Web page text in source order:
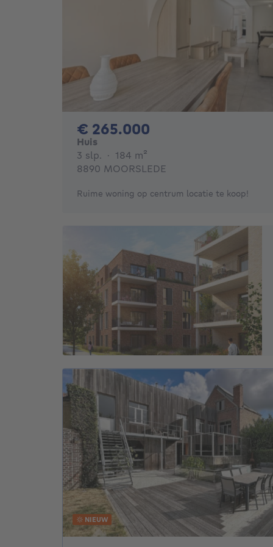
€ 265.000
Huis
3 slp. 3 slaapkamers
· 184 m²
8890 MOORSLEDE
Ruime woning op centrum locatie te koop!
NIEUW